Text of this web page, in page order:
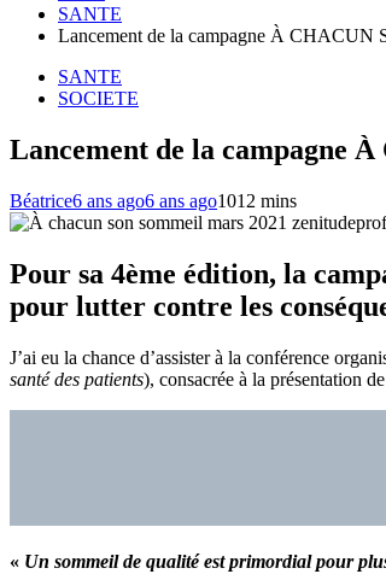
SANTE
Lancement de la campagne À CHACUN
SANTE
SOCIETE
Lancement de la campagne
Béatrice6 ans ago6 ans ago1012 mins
Pour sa 4ème édition, la
pour lutter contre les
J’ai eu la chance d’assister à la conférence
santé des patients), consacrée à la présentation
« Un sommeil de qualité est primordialpour